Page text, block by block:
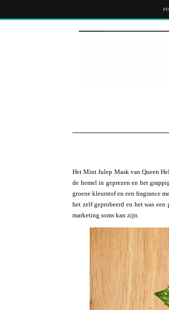
Het Mint Julep Mask van Queen
de hemel in geprezen en het
groene kleurstof en een fragrance
het zelf geprobeerd en het was
marketing soms kan zijn.